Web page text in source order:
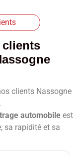
clients
clients Nassogne
automobileest
sa rapidité et sa